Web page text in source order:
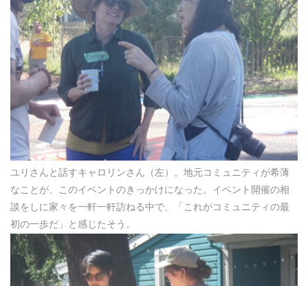
ユリさんと話すキャロリンさん（左）。地元コミュニティが希薄
なことが、このイベントのきっかけになった。イベント開催の相
談をしに家々を一軒一軒訪ねる中で、「これがコミュニティの最
初の一歩だ」と感じたそう。